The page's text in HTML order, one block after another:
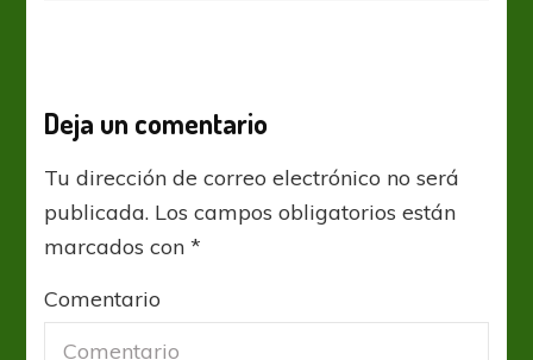
Deja un comentario
Tu dirección de correo electrónico no será
publicada. Los campos obligatorios están
marcados con*
Comentario